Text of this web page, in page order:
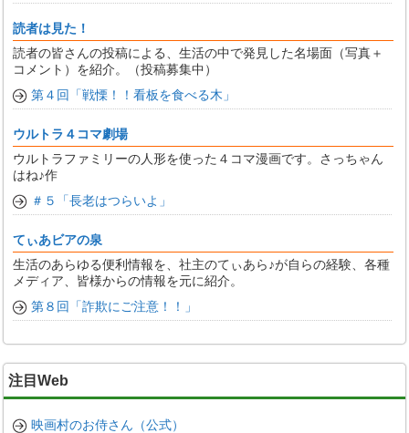
読者は見た！
読者の皆さんの投稿による、生活の中で発見した名場面（写真＋
コメント）を紹介。（投稿募集中）
第４回「戦慄！！看板を食べる木」
ウルトラ４コマ劇場
ウルトラファミリーの人形を使った４コマ漫画です。さっちゃん
はね♪作
＃５「長老はつらいよ」
てぃあビアの泉
生活のあらゆる便利情報を、社主のてぃあら♪が自らの経験、各種
メディア、皆様からの情報を元に紹介。
第８回「詐欺にご注意！！」
注目Web
映画村のお侍さん（公式）